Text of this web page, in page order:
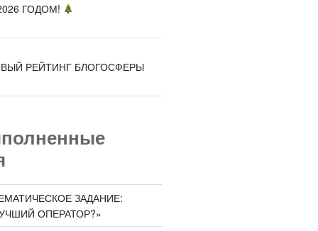
ГОДОМ!
РЕЙТИНГ БЛОГОСФЕРЫ
ЗАДАНИЕ:
ОПЕРАТОР?»